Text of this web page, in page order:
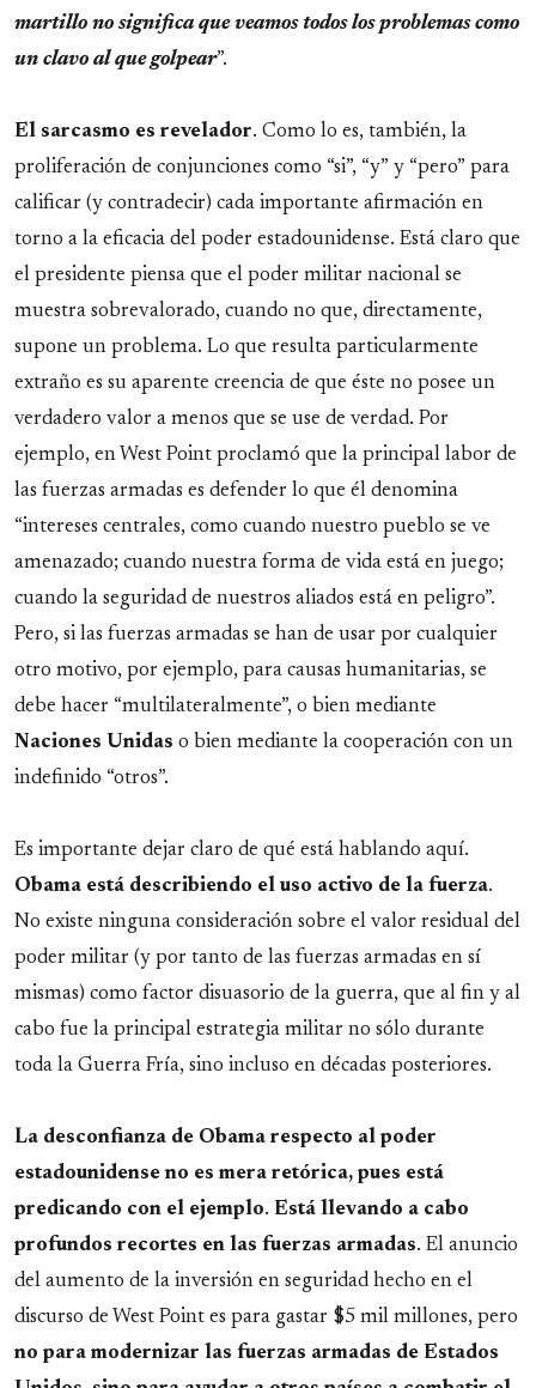
martillo no significa que veamos todos los problemas como
un clavo al que golpear”.
El sarcasmo es revelador. Como lo es, también, la
proliferación de conjunciones como “si”, “y” y “pero” para
calificar (y contradecir) cada importante afirmación en
torno a la eficacia del poder estadounidense. Está claro que
el presidente piensa que el poder militar nacional se
muestra sobrevalorado, cuando no que, directamente,
supone un problema. Lo que resulta particularmente
extraño es su aparente creencia de que éste no posee un
verdadero valor a menos que se use de verdad. Por
ejemplo, en West Point proclamó que la principal labor de
las fuerzas armadas es defender lo que él denomina
“intereses centrales, como cuando nuestro pueblo se ve
amenazado; cuando nuestra forma de vida está en juego;
cuando la seguridad de nuestros aliados está en peligro”.
Pero, si las fuerzas armadas se han de usar por cualquier
otro motivo, por ejemplo, para causas humanitarias, se
debe hacer “multilateralmente”, o bien mediante
Naciones Unidas o bien mediante la cooperación con un
indefinido “otros”.
Es importante dejar claro de qué está hablando aquí.
Obama está describiendo el uso activo de la fuerza.
No existe ninguna consideración sobre el valor residual del
poder militar (y por tanto de las fuerzas armadas en sí
mismas) como factor disuasorio de la guerra, que al fin y al
cabo fue la principal estrategia militar no sólo durante
toda la Guerra Fría, sino incluso en décadas posteriores.
La desconfianza de Obama respecto al poder
estadounidense no es mera retórica, pues está
predicando con el ejemplo. Está llevando a cabo
profundos recortes en las fuerzas armadas. El anuncio
del aumento de la inversión en seguridad hecho en el
discurso de West Point es para gastar $5 mil millones, pero
no para modernizar las fuerzas armadas de Estados